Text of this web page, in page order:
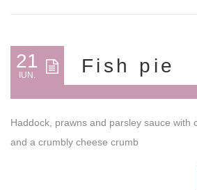
21
IUN. Fish pie
Haddock, prawns and parsley sauce with
and a crumbly cheese crumb